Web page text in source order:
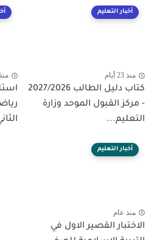
أخبار التعليم
منذ 23 أيام
كتاب دليل الطالب 2027/2026
- مركز القبول الموحد وزارة
التعليم...
أخبار التعليم
منذ عام
الاختبار القصير الاول في